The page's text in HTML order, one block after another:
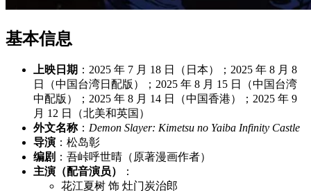
基本信息
上映日期 ：2025 年 7 月 18 日（日本）；2025 年 8 月 8
日（中国台湾日配版）；2025 年 8 月 15 日（中国台湾
中配版）；2025 年 8 月 14 日（中国香港）；2025 年 9
月 12 日（北美和英国）
外文名称： Demon Slayer: Kimetsu no Yaiba Infinity Castle
导演 ：松岛彰
编剧 ：吾峠呼世晴（原著漫画作者）
主演（配音演员）
：
花江夏树 饰 灶门炭治郎